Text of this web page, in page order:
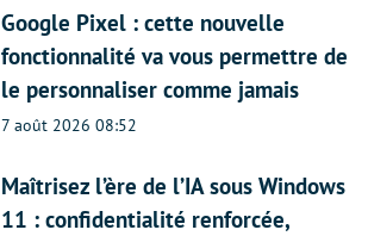
Google Pixel : cette nouvelle
fonctionnalité va vous permettre de
le personnaliser comme jamais
7 août 2026 08:52
Maîtrisez l’ère de l’IA sous Windows
11 : confidentialité renforcée,